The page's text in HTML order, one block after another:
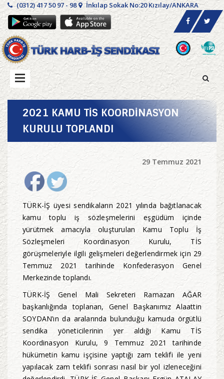
(0312) 417 50 97 - 98 İnkılap Sokak No:20 Kızılay/ANKARA
2021 KAMU TİS KOORDİNASYON
KURULU TOPLANDI
29 Temmuz 2021
TÜRK-İŞ üyesi sendikaların 2021 yılında bağıtlanacak
kamu toplu iş sözleşmelerini eşgüdüm içinde
yürütmek amacıyla oluşturulan Kamu Toplu İş
Sözleşmeleri Koordinasyon Kurulu, TİS
görüşmeleriyle ilgili gelişmeleri değerlendirmek için 29
Temmuz 2021 tarihinde Konfederasyon Genel
Merkezinde toplandı.
TÜRK-İŞ Genel Mali Sekreteri Ramazan AĞAR
başkanlığında toplanan, Genel Başkanımız Alaattin
SOYDAN’ın da aralarında bulunduğu kamuda örgütlü
sendika yöneticilerinin yer aldığı Kamu TİS
Koordinasyon Kurulu, 9 Temmuz 2021 tarihinde
hükümetin kamu işçisine yaptığı zam teklifi ile yeni
yapılacak zam teklifi sonrası nasıl bir yol izleneceğini